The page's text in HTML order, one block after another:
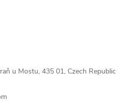
u Mostu, 435 01, Czech Republic